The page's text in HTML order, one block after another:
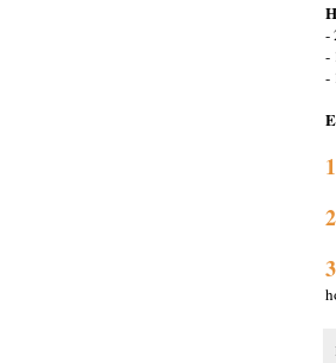
-
-
-